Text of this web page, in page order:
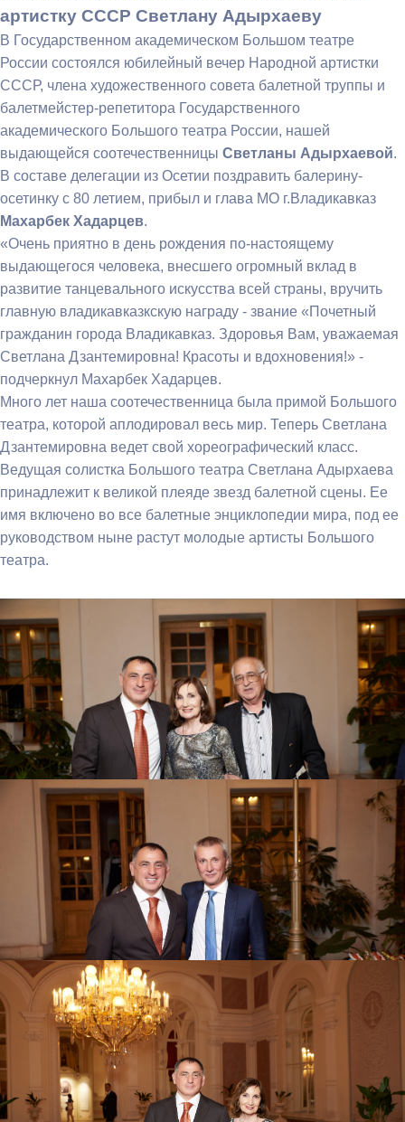
артистку СССР Светлану Адырхаеву
В Государственном академическом Большом театре
России состоялся юбилейный вечер Народной артистки
СССР, члена художественного совета балетной труппы и
балетмейстер-репетитора Государственного
академического Большого театра России, нашей
выдающейся соотечественницы Светланы Адырхаевой.
В составе делегации из Осетии поздравить балерину-
осетинку с 80 летием, прибыл и глава МО г.Владикавказ
Махарбек Хадарцев.
«Очень приятно в день рождения по-настоящему
выдающегося человека, внесшего огромный вклад в
развитие танцевального искусства всей страны, вручить
главную владикавказкскую награду - звание «Почетный
гражданин города Владикавказ. Здоровья Вам, уважаемая
Светлана Дзантемировна! Красоты и вдохновения!» -
подчеркнул Махарбек Хадарцев.
Много лет наша соотечественница была примой Большого
театра, которой аплодировал весь мир. Теперь Светлана
Дзантемировна ведет свой хореографический класс.
Ведущая солистка Большого театра Светлана Адырхаева
принадлежит к великой плеяде звезд балетной сцены. Ее
имя включено во все балетные энциклопедии мира, под ее
руководством ныне растут молодые артисты Большого
театра.